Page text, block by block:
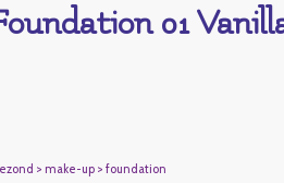
01
> make-up > foundation